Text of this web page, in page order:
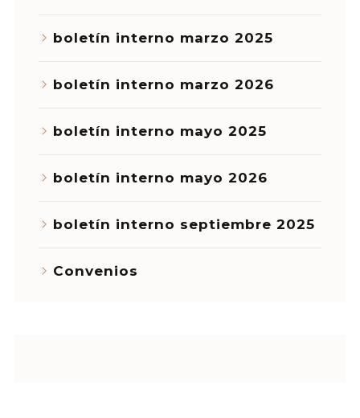
boletín interno marzo 2025
boletín interno marzo 2026
boletín interno mayo 2025
boletín interno mayo 2026
boletín interno septiembre 2025
Convenios